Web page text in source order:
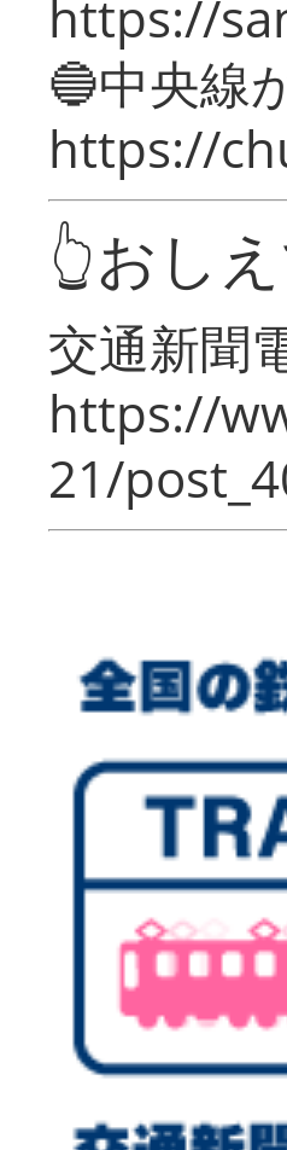
https://
🔵中央線
https://
👆おし
交通新聞
https://
21/